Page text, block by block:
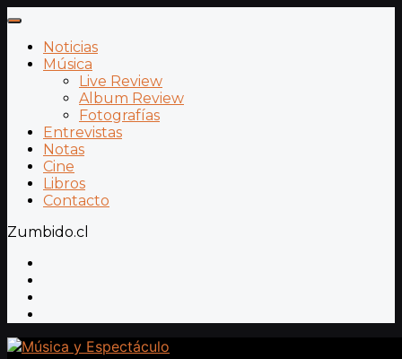
Noticias
Música
Live Review
Album Review
Fotografías
Entrevistas
Notas
Cine
Libros
Contacto
Zumbido.cl